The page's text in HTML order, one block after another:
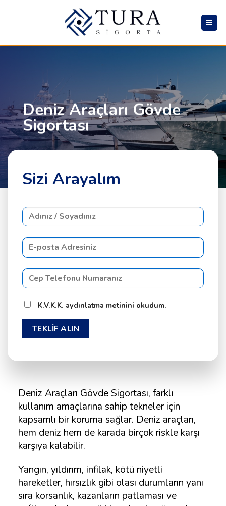
Deniz Araçları Gövde
Sigortası
Sizi Arayalım
K.V.K.K. aydınlatma metinini okudum.
Deniz Araçları Gövde Sigortası, farklı
kullanım amaçlarına sahip tekneler için
kapsamlı bir koruma sağlar. Deniz araçları,
hem deniz hem de karada birçok riskle karşı
karşıya kalabilir.
Yangın, yıldırım, infilak, kötü niyetli
hareketler, hırsızlık gibi olası durumların yanı
sıra korsanlık, kazanların patlaması ve